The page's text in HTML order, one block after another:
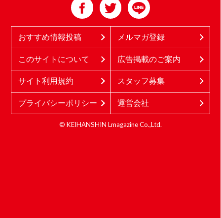
おすすめ情報投稿 メルマガ登録
このサイトについて 広告掲載のご案内
サイト利用規約 スタッフ募集
プライバシーポリシー 運営会社
© KEIHANSHIN Lmagazine Co.,Ltd.